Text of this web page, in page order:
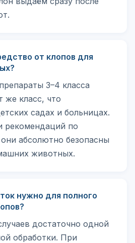
от клопов для
3–4 класса
же класс, что
садах и больницах.
рекомендаций по
абсолютно безопасны
животных.
нужно для полного
достаточно одной
обработки. При